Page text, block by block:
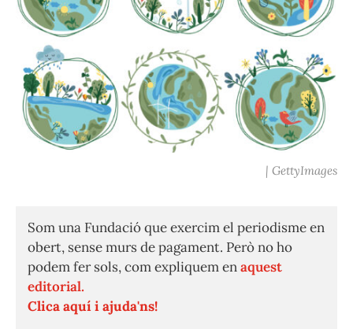
| GettyImages
Som una Fundació que exercim el periodisme en
obert, sense murs de pagament. Però no ho
podem fer sols, com expliquem enaquest
editorial.
Clica aquí i ajuda'ns!